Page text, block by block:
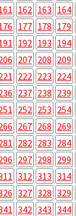
162 163 164
177 178 179
192 193 194
207 208 209
222 223 224
237 238 239
252 253 254
267 268 269
282 283 284
297 298 299
312 313 314
327 328 329
342 343 344